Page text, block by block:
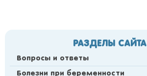
РАЗДЕЛЫ САЙТА
Вопросы и ответы
Болезни при беременности